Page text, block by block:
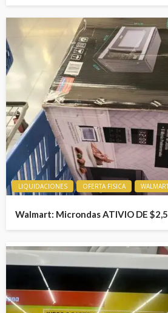
LIQUIDACIONES OFERTA FISICA
Walmart: Microndas ATIVIO DE